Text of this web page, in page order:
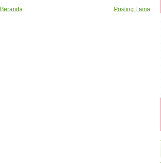
Posting Lama
Beranda